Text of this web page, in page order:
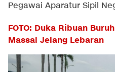
Pegawai Aparatur Sipil
FOTO: Duka Ribuan
Massal Jelang Lebaran